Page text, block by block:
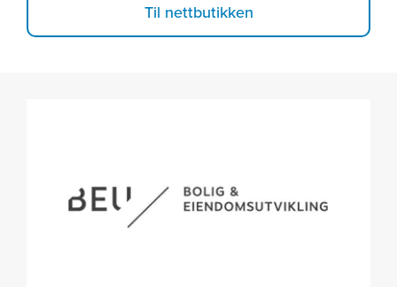
Til nettbutikken